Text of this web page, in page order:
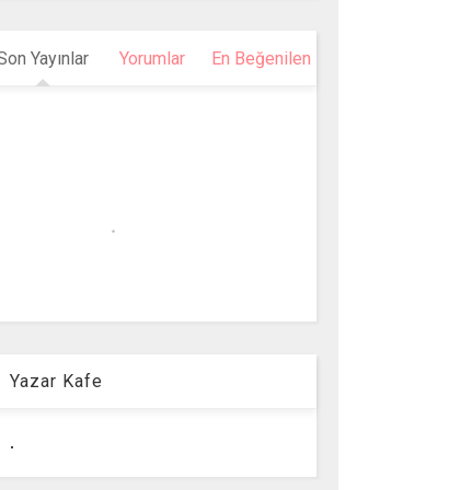
Yayınlar Yorumlar En Beğenilen
Yazar Kafe
.